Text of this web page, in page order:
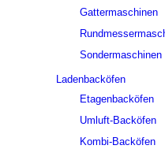
Gattermaschinen
Sondermaschinen
Ladenbacköfen
Etagenbacköfen
Umluft-Backöfen
Kombi-Backöfen